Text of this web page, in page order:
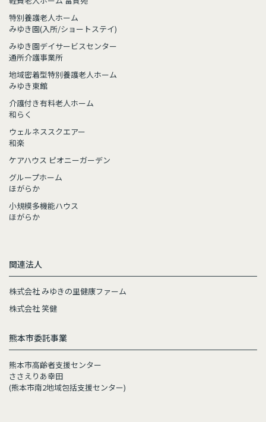
特別養護老人ホーム
みゆき園(入所/ショートステイ)
みゆき園デイサービスセンター
通所介護事業所
地域密着型特別養護老人ホーム
みゆき東館
介護付き有料老人ホーム
和らく
ウェルネススクエアー
和楽
ケアハウス ピオニーガーデン
グループホーム
ほがらか
小規模多機能ハウス
ほがらか
関連法人
株式会社 みゆきの里健康ファーム
株式会社 笑健
熊本市委託事業
熊本市高齢者支援センター
ささえりあ幸田
(熊本市南2地域包括支援センター)